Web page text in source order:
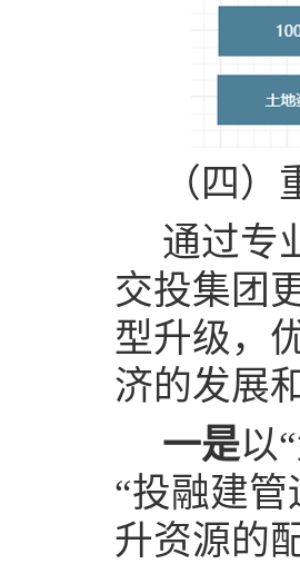
（四
通过专
交投集团
型升级，
济的发展
一是以
“投融建
升资源的